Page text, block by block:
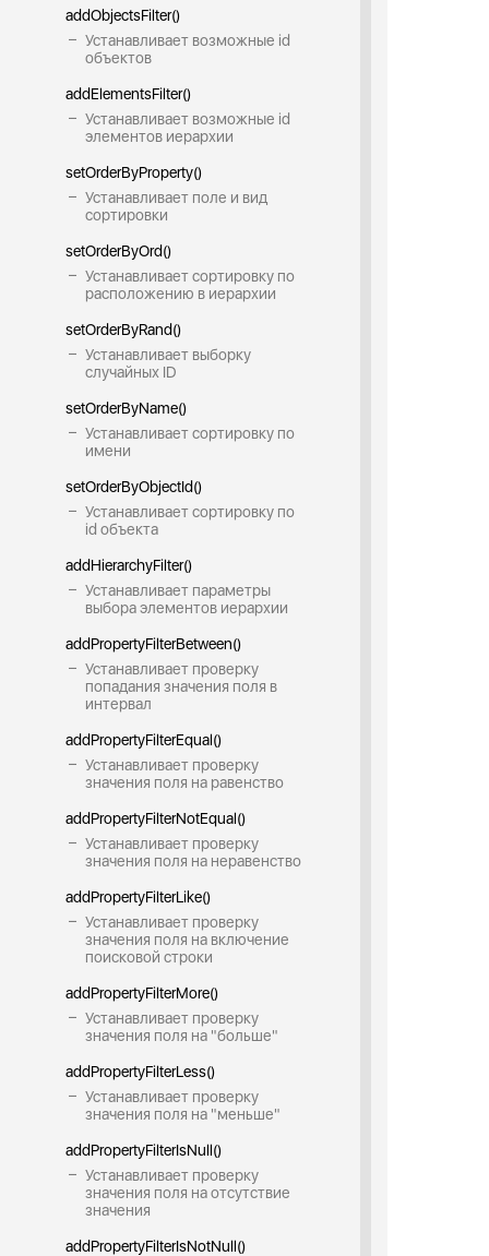
addObjectsFilter()
Устанавливает возможные id
объектов
addElementsFilter()
Устанавливает возможные id
элементов иерархии
setOrderByProperty()
Устанавливает поле и вид
сортировки
setOrderByOrd()
Устанавливает сортировку по
расположению в иерархии
setOrderByRand()
Устанавливает выборку
случайных ID
setOrderByName()
Устанавливает сортировку по
имени
setOrderByObjectId()
Устанавливает сортировку по
id объекта
addHierarchyFilter()
Устанавливает параметры
выбора элементов иерархии
addPropertyFilterBetween()
Устанавливает проверку
попадания значения поля в
интервал
addPropertyFilterEqual()
Устанавливает проверку
значения поля на равенство
addPropertyFilterNotEqual()
Устанавливает проверку
значения поля на неравенство
addPropertyFilterLike()
Устанавливает проверку
значения поля на включение
поисковой строки
addPropertyFilterMore()
Устанавливает проверку
значения поля на "больше"
addPropertyFilterLess()
Устанавливает проверку
значения поля на "меньше"
addPropertyFilterIsNull()
Устанавливает проверку
значения поля на отсутствие
значения
addPropertyFilterIsNotNull()